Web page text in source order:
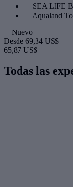
SEA LIFE
Aqualand
Nuevo
Desde 69,34 US$
65,87 US$
Todas las